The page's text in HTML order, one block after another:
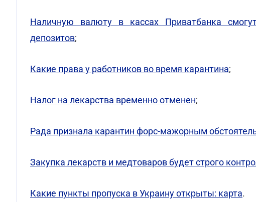
Наличную валюту в кассах Приватбанка
депозитов;
Какие права у работников во время карантина;
Налог на лекарства временно отменен;
Рада признала карантин форс-мажорным
Закупка лекарств и медтоваров будет строго
Какие пункты пропуска в Украину открыты: карта.